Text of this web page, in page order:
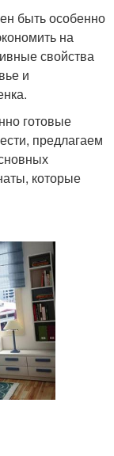
быть особенно
на
свойства
и
готовые
предлагаем
которые